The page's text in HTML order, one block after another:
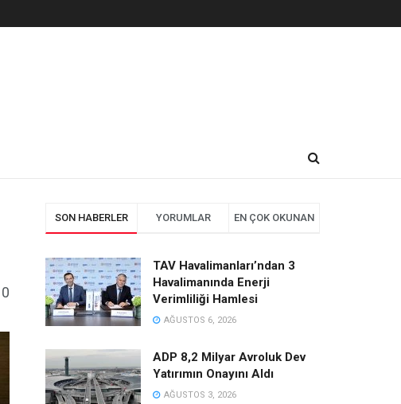
0
SON HABERLER YORUMLAR EN ÇOK OKUNAN
TAV Havalimanları’ndan 3
Havalimanında Enerji
Verimliliği Hamlesi
AĞUSTOS 6, 2026
ADP 8,2 Milyar Avroluk Dev
Yatırımın Onayını Aldı
AĞUSTOS 3, 2026